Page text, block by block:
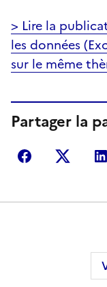
> Lire la
les données
sur le même
Partager la
Partager sur